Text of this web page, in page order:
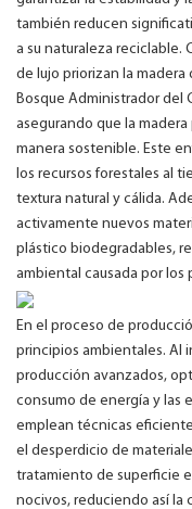
también reducen
a su naturaleza reciclable.
de lujo priorizan la
Bosque Administrador del
asegurando que la
manera sostenible. Este
los recursos forestales al
textura natural y cálida.
activamente nuevos
plástico biodegradables,
ambiental causada por los
En el proceso de
principios ambientales. Al
producción avanzados,
consumo de energía y las
emplean técnicas
el desperdicio de
tratamiento de superficie
nocivos, reduciendo así la